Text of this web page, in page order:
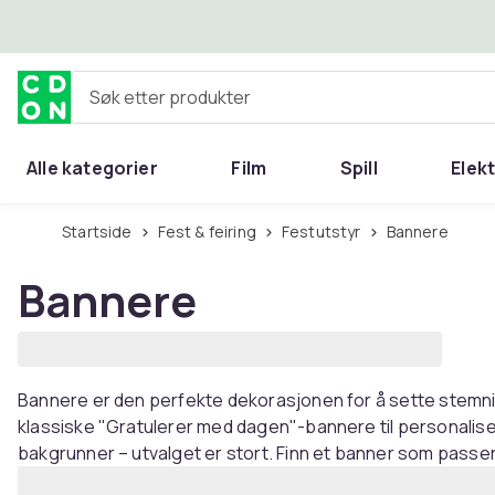
Søk etter produkter
Alle kategorier Film Spill
Startside Fest & feiring Festutstyr Bannere
Bannere
Bannere er den perfekte dekorasjonen for å sette
klassiske "Gratulerer med dagen"-bannere til
bakgrunner – utvalget er stort. Finn et banner som